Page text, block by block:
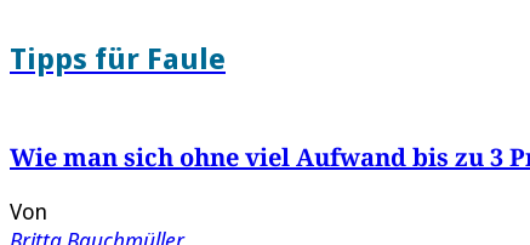
Tipps für Faule
Wie man sich ohne viel Aufwand bis zu 3
Von